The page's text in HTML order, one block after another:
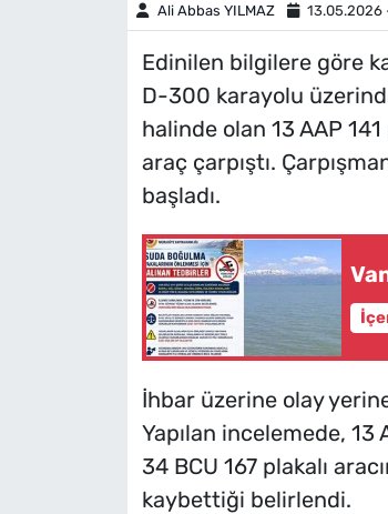
Ali Abbas YILMAZ 13.05.2026
Edinilen bilgilere göre
D-300 karayolu
halinde olan 13 AAP
araç çarpıştı.
başladı.
İhbar üzerine olay
Yapılan incelemede, 13
34 BCU 167 plakalı
kaybettiği belirlendi.